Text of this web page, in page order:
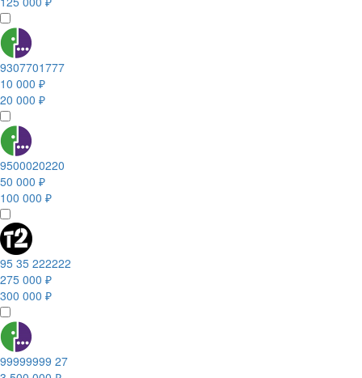
9307701777
10 000 ₽
20 000 ₽
9500020220
50 000 ₽
100 000 ₽
95 35 222222
275 000 ₽
300 000 ₽
99999999 27